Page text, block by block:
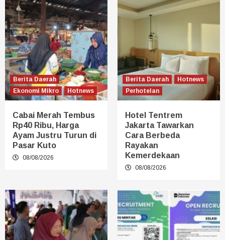
Berita Daerah
Ekonomi Mikro
Hotnews
Cabai Merah Tembus
Rp40 Ribu, Harga
Ayam Justru Turun di
Pasar Kuto
08/08/2026
Berita Daerah
Hotnews
Perhotelan
Hotel Tentrem
Jakarta Tawarkan
Cara Berbeda
Rayakan
Kemerdekaan
08/08/2026